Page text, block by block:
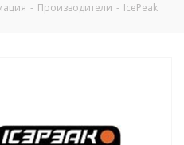
- Производители - IcePeak